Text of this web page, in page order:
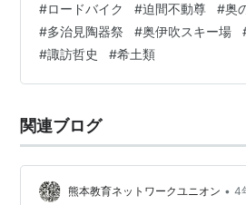
混みの通りを見つけて無事到着。い
の私は休み休み自分のコヒー、マグ
て歩く。見ればピンキリ、明らかに
して数千円台の違いがわからず適
だ。露店で軽食のあとは虎渓山にあ
#ロードバイク #迫間不動尊 #奥
#多治見陶器祭 #奥伊吹スキー場
#諏訪哲史 #希土類
関連ブログ
熊本教育ネットワークユニオン • 4